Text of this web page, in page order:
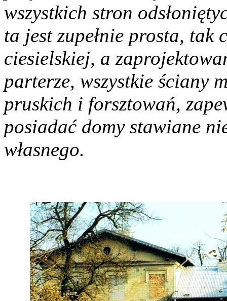
wszystkich stron
ta jest zupełnie prosta,
ciesielskiej, a
parterze, wszystkie ściany
pruskich i forsztowań,
posiadać domy stawiane
własnego.